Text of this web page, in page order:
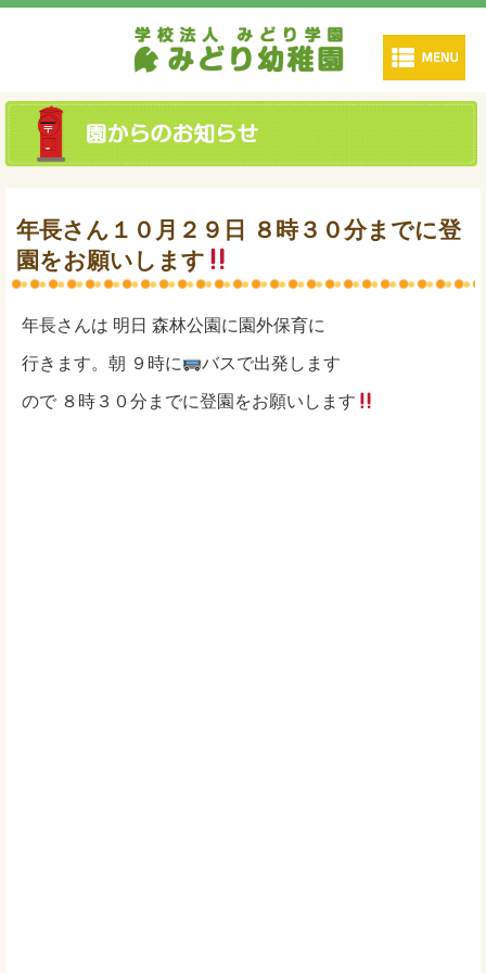
年長さん１０月２９日 ８時３０分までに登
園をお願いします
年長さんは 明日 森林公園に園外保育に
行きます。朝 ９時に バスで出発します
ので ８時３０分までに登園をお願いします